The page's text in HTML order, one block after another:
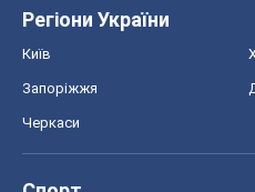
Регіони України
Київ
Запоріжжя
Черкаси